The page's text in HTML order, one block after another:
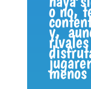
o no,
y,